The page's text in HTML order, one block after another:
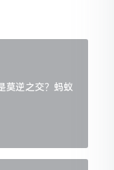
莫逆之交？蚂蚁